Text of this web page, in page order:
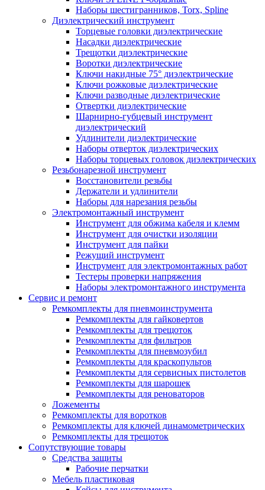
Наборы шестигранников, Torx, Spline
Диэлектрический инструмент
Торцевые головки диэлектрические
Насадки диэлектрические
Трещотки диэлектрические
Воротки диэлектрические
Ключи накидные 75° диэлектрические
Ключи рожковые диэлектрические
Ключи разводные диэлектрические
Отвертки диэлектрические
Шарнирно-губцевый инструмент
диэлектрический
Удлинители диэлектрические
Наборы отверток диэлектрических
Наборы торцевых головок диэлектрических
Резьбонарезной инструмент
Восстановители резьбы
Держатели и удлинители
Наборы для нарезания резьбы
Электромонтажный инструмент
Инструмент для обжима кабеля и клемм
Инструмент для очистки изоляции
Инструмент для пайки
Режущий инструмент
Инструмент для электромонтажных работ
Тестеры проверки напряжения
Наборы электромонтажного инструмента
Сервис и ремонт
Ремкомплекты для пневмоинструмента
Ремкомплекты для гайковертов
Ремкомплекты для трещоток
Ремкомплекты для фильтров
Ремкомплекты для пневмозубил
Ремкомплекты для краскопультов
Ремкомплекты для сервисных пистолетов
Ремкомплекты для шарошек
Ремкомплекты для реноваторов
Ложементы
Ремкомплекты для воротков
Ремкомплекты для ключей динамометрических
Ремкомплекты для трещоток
Сопутствующие товары
Средства защиты
Рабочие перчатки
Мебель пластиковая